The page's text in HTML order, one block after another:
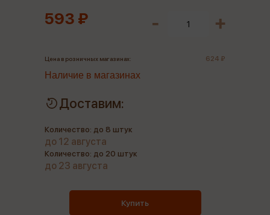
593 ₽
Цена в розничных магазинах: 624 ₽
Наличие в магазинах
Доставим:
Количество: до 8 штук
до 12 августа
Количество: до 20 штук
до 23 августа
Купить